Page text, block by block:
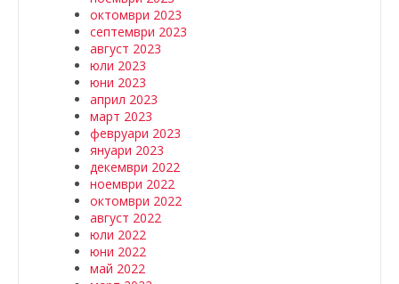
октомври 2023
септември 2023
август 2023
юли 2023
юни 2023
април 2023
март 2023
февруари 2023
януари 2023
декември 2022
ноември 2022
октомври 2022
август 2022
юли 2022
юни 2022
май 2022